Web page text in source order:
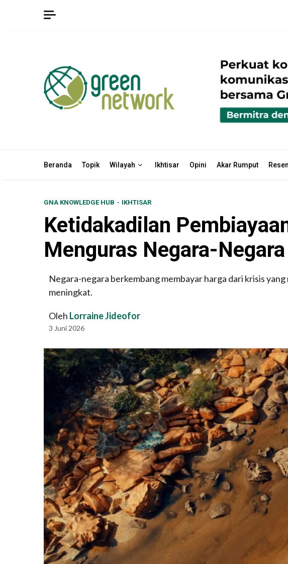
Beranda Topik Wilayah Ikhtisar Opini Akar Rumput
GNA KNOWLEDGE HUB IKHTISAR
Ketidakadilan
Menguras Negara-
Negara-negara berkembang membayar harga dari krisis
meningkat.
Oleh Lorraine Jideofor
3 Juni 2026